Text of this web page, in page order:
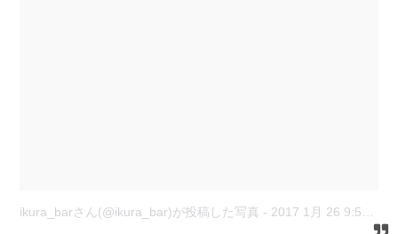
ikura_barさん(@ikura_bar)が投稿した写真 - 2017 1月 26 9:57午後 PST